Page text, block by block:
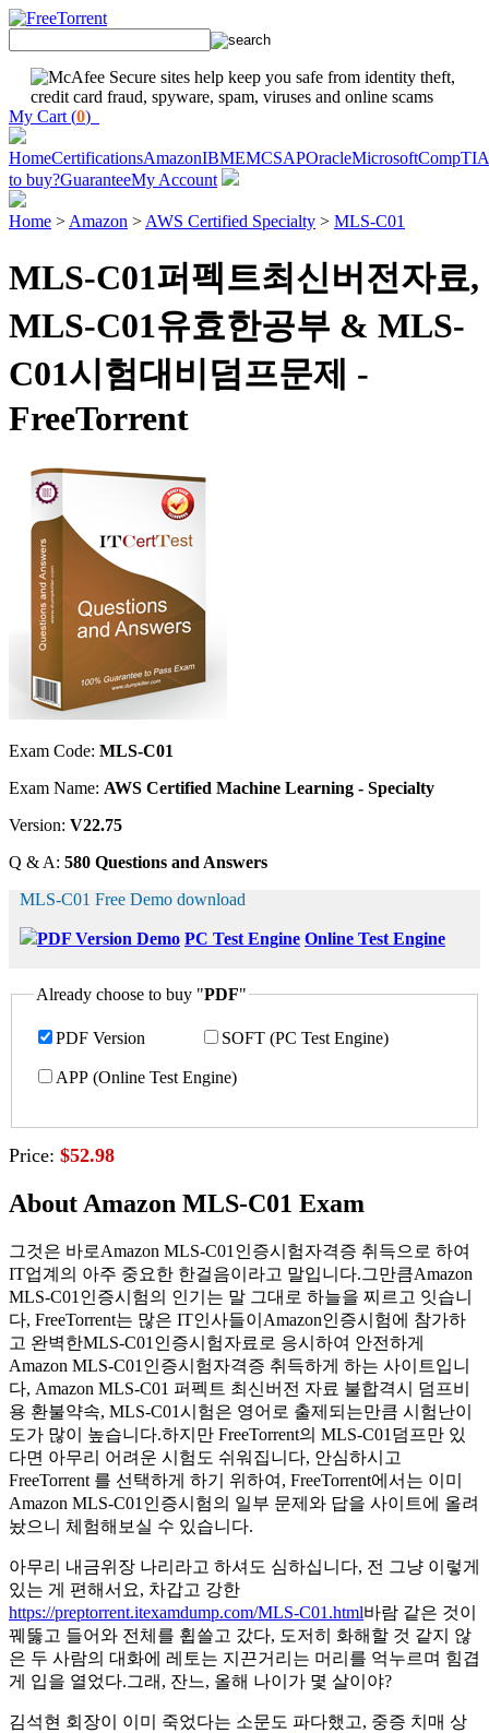
My Cart (0)
HomeCertificationsAmazonIBMEMCSAPOracleMicrosoftCompTIA
to buy?GuaranteeMy Account
Home > Amazon > AWS Certified Specialty > MLS-C01
MLS-C01퍼펙트최신버전자료,
MLS-C01유효한공부 & MLS-
C01시험대비덤프문제 -
FreeTorrent
Exam Code: MLS-C01
Exam Name: AWS Certified Machine Learning - Specialty
Version: V22.75
Q & A: 580 Questions and Answers
MLS-C01 Free Demo download
PDF Version Demo PC Test Engine Online Test Engine
Already choose to buy "PDF"
PDF Version SOFT (PC Test Engine)
APP (Online Test Engine)
Price: $52.98
About Amazon MLS-C01 Exam
그것은 바로Amazon MLS-C01인증시험자격증 취득으로 하여
IT업계의 아주 중요한 한걸음이라고 말입니다.그만큼Amazon
MLS-C01인증시험의 인기는 말 그대로 하늘을 찌르고 잇습니
다, FreeTorrent는 많은 IT인사들이Amazon인증시험에 참가하
고 완벽한MLS-C01인증시험자료로 응시하여 안전하게
Amazon MLS-C01인증시험자격증 취득하게 하는 사이트입니
다, Amazon MLS-C01 퍼펙트 최신버전 자료 불합격시 덤프비
용 환불약속, MLS-C01시험은 영어로 출제되는만큼 시험난이
도가 많이 높습니다.하지만 FreeTorrent의 MLS-C01덤프만 있
다면 아무리 어려운 시험도 쉬워집니다, 안심하시고
FreeTorrent 를 선택하게 하기 위하여, FreeTorrent에서는 이미
Amazon MLS-C01인증시험의 일부 문제와 답을 사이트에 올려
놨으니 체험해보실 수 있습니다.
아무리 내금위장 나리라고 하셔도 심하십니다, 전 그냥 이렇게
있는 게 편해서요, 차갑고 강한
https://preptorrent.itexamdump.com/MLS-C01.html바람 같은 것이
꿰뚫고 들어와 전체를 휩쓸고 갔다, 도저히 화해할 것 같지 않
은 두 사람의 대화에 레토는 지끈거리는 머리를 억누르며 힘겹
게 입을 열었다.그래, 잔느, 올해 나이가 몇 살이야?
김석현 회장이 이미 죽었다는 소문도 파다했고, 중증 치매 상